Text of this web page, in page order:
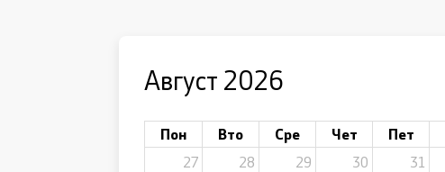
Август 2026
Пон Вто Сре Чет Пет
27
28 29 30 31